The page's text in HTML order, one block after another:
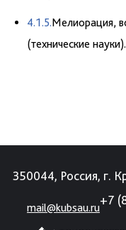
4.1.5.Мелиорация,
(технические науки).
350044, Россия, г.
mail@kubsau.ru
+7